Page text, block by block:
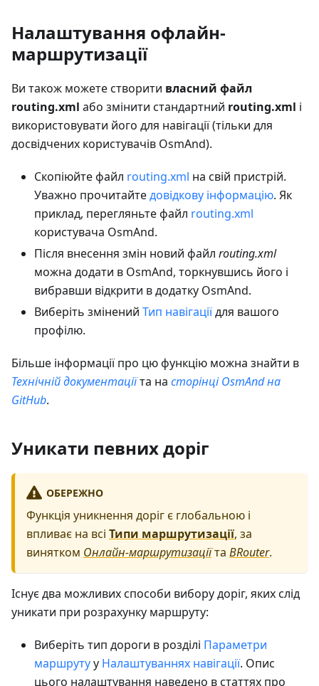
Налаштування офлайн-
маршрутизації
Ви також можете створити власний файл
routing.xml або змінити стандартний routing.xml і
використовувати його для навігації (тільки для
досвідчених користувачів OsmAnd).
Скопіюйте файл routing.xml на свій пристрій.
Уважно прочитайтедовідкову інформацію. Як
приклад, перегляньте файл routing.xml
користувача OsmAnd.
Після внесення змін новий файл routing.xml
можна додати в OsmAnd, торкнувшись його і
вибравши відкрити в додатку OsmAnd.
Виберіть змінений Тип навігаціїдля вашого
профілю.
Більше інформації про цю функцію можна знайти в
Технічній документаціїта на сторінці OsmAnd на
GitHub.
Уникати певних доріг
ОБЕРЕЖНО
Функція уникнення доріг є глобальною і
впливає на всі Типи маршрутизації, за
винятком Онлайн-маршрутизаціїта BRouter.
Існує два можливих способи вибору доріг, яких слід
уникати при розрахунку маршруту:
Виберіть тип дороги в розділі Параметри
маршрутуу Налаштуваннях навігації. Опис
цього налаштування наведено в статтях про